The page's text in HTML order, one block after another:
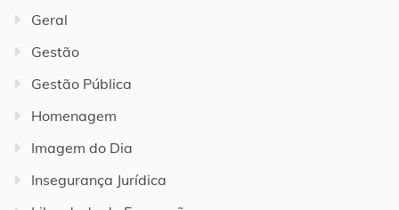
Geral
Gestão
Gestão Pública
Homenagem
Imagem do Dia
Insegurança Jurídica